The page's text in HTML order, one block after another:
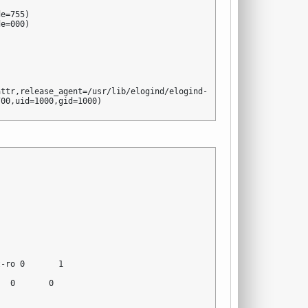
usr/lib/elogind/elogind-cgroups-
ro 0       1
0       0